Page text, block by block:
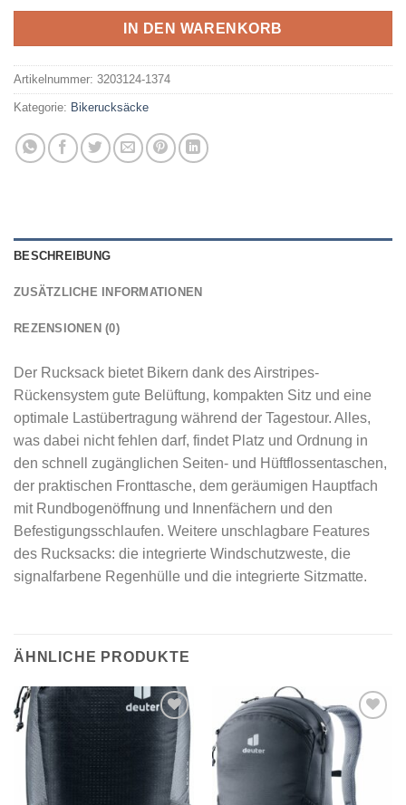
IN DEN WARENKORB
Artikelnummer: 3203124-1374
Kategorie: Bikerucksäcke
BESCHREIBUNG
ZUSÄTZLICHE INFORMATIONEN
REZENSIONEN (0)
Der Rucksack bietet Bikern dank des Airstripes-
Rückensystem gute Belüftung, kompakten Sitz und eine
optimale Lastübertragung während der Tagestour. Alles,
was dabei nicht fehlen darf, findet Platz und Ordnung in
den schnell zugänglichen Seiten- und Hüftflossentaschen,
der praktischen Fronttasche, dem geräumigen Hauptfach
mit Rundbogenöffnung und Innenfächern und den
Befestigungsschlaufen. Weitere unschlagbare Features
des Rucksacks: die integrierte Windschutzweste, die
signalfarbene Regenhülle und die integrierte Sitzmatte.
ÄHNLICHE PRODUKTE
Add to
wishlist
Add to
wishlist